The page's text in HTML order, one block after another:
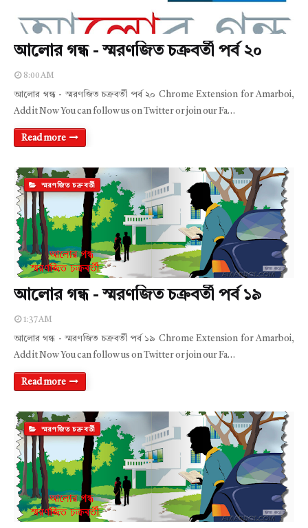
আলোর গন্ধ - স্মরণজিত চক্রবর্তী পর্ব ২০
8:00 AM
আলোর গন্ধ - স্মরণজিত চক্রবর্তী পর্ব ২০ Chrome Extension for Amarboi,
Add it Now You can follow us on Twitter or join our Fa…
Read more
স্মরণজিত চক্রবর্তী
আলোর গন্ধ - স্মরণজিত চক্রবর্তী পর্ব ১৯
1:37 AM
আলোর গন্ধ - স্মরণজিত চক্রবর্তী পর্ব ১৯ Chrome Extension for Amarboi,
Add it Now You can follow us on Twitter or join our Fa…
Read more
স্মরণজিত চক্রবর্তী